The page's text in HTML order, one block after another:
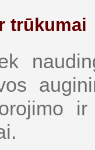
trūkumai